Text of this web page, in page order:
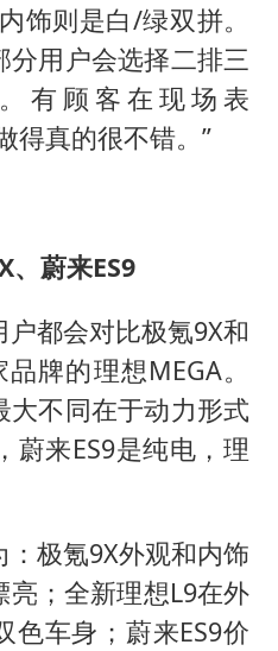
饰则是白/绿双拼。
用户会选择二排三
有顾客在现场表
得真的很不错。”
、蔚来ES9
都会对比极氪9X和
牌的理想MEGA。
大不同在于动力形式
来ES9是纯电，理
极氪9X外观和内饰
；全新理想L9在外
色车身；蔚来ES9价